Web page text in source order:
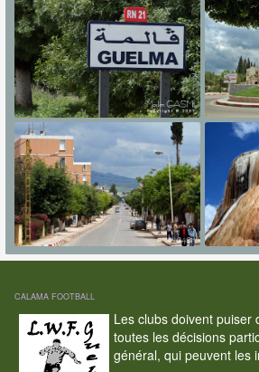
CALAMA FOOTBALL
Les clubs doivent puiser
toutes les décisions
général, qui peuvent les